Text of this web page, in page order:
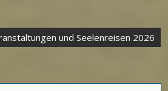
und Seelenreisen 2026